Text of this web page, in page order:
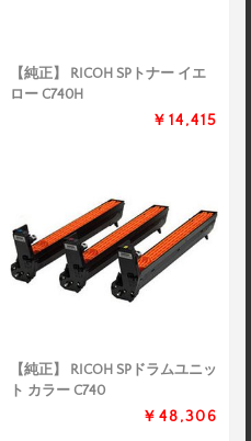
【純正】 RICOH SPトナー イエ
ロー C740H
￥14,415
【純正】 RICOH SPドラムユニッ
ト カラー C740
￥48,306